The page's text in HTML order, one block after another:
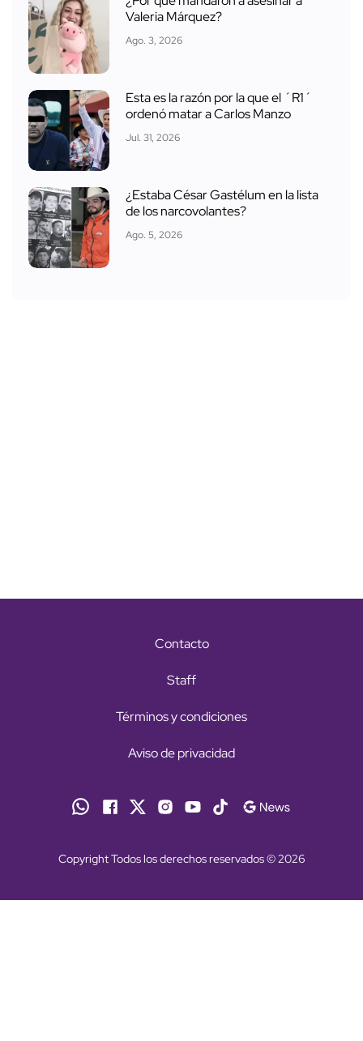
Valeria Márquez?
Ago. 3, 2026
Esta es la razón por la que el ´R1´
ordenó matar a Carlos Manzo
Jul. 31, 2026
¿Estaba César Gastélum en la lista
de los narcovolantes?
Ago. 5, 2026
Contacto
Staff
Términos y condiciones
Aviso de privacidad
Copyright Todos los derechos reservados © 2026